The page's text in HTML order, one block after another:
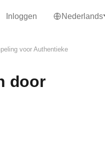
Inloggen Nederlands
voor Authentieke
door